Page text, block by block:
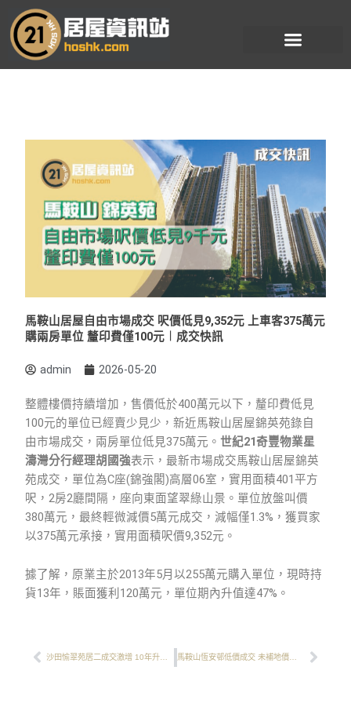
至
馬鞍山居屋自由市場成交 呎價低見9,352元 上車客375萬元
購兩房單位 釐印費僅100元︱成交快訊
admin 2026-05-20
整體樓價持續增加，售價低於400萬元以下，釐印費低見
100元的單位已經賣少見少，新近馬鞍山居屋錦英苑錄自
由市場成交，兩房單位低見375萬元。世紀21奇豐物業星
濤灣分行經理胡國強表示，最新市場成交馬鞍山居屋錦英
苑成交，單位為C座(錦強閣)高層06室，實用面積401平方
呎，2房2廳間隔，座向東面望翠綠山景。單位放盤叫價
380萬元，最終輕微減價5萬元成交，減幅僅1.3%，獲買家
以375萬元承接，實用面積呎價9,352元。
據了解，原業主於2013年5月以255萬元購入單位，現時持
貨13年，賬面獲利120萬元，單位期內升值達47%。
Prev Next